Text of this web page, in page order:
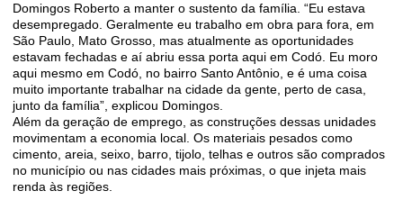
Domingos Roberto a manter o sustento da família. “Eu estava
desempregado. Geralmente eu trabalho em obra para fora, em
São Paulo, Mato Grosso, mas atualmente as oportunidades
estavam fechadas e aí abriu essa porta aqui em Codó. Eu moro
aqui mesmo em Codó, no bairro Santo Antônio, e é uma coisa
muito importante trabalhar na cidade da gente, perto de casa,
junto da família”, explicou Domingos.
Além da geração de emprego, as construções dessas unidades
movimentam a economia local. Os materiais pesados como
cimento, areia, seixo, barro, tijolo, telhas e outros são comprados
no município ou nas cidades mais próximas, o que injeta mais
renda às regiões.